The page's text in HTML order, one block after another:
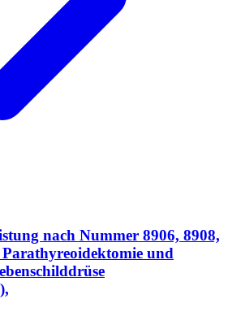
nach Nummer 8906, 8908,
und